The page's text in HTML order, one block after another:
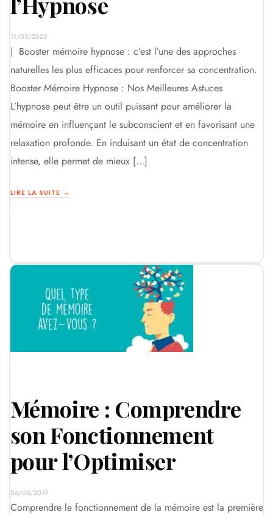
11/03/2023
| Booster mémoire hypnose : c’est l’une des approches
naturelles les plus efficaces pour renforcer sa concentration.
Booster Mémoire Hypnose : Nos Meilleures Astuces
L’hypnose peut être un outil puissant pour améliorer la
mémoire en influençant le subconscient et en favorisant une
relaxation profonde. En induisant un état de concentration
intense, elle permet de mieux […]
LIRE LA SUITE →
Mémoire : Comprendre
son Fonctionnement
pour l’Optimiser
06/06/2019
Comprendre le fonctionnement de la mémoire est la première